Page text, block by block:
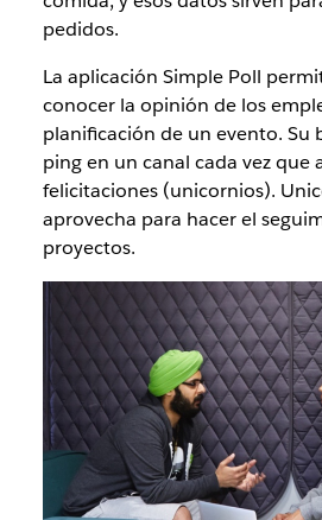
pedidos.
La aplicación Simple Poll
conocer la opinión de los
planificación de un evento. Su
ping en un canal cada vez que
felicitaciones (unicornios).
aprovecha para hacer el
proyectos.